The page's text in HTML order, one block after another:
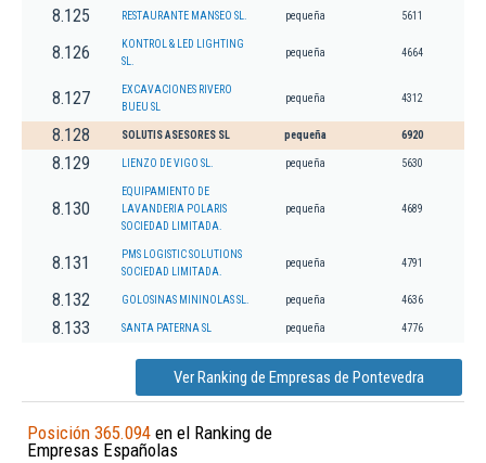
8.125 RESTAURANTE MANSEO SL. pequeña 5611
8.126
KONTROL & LED LIGHTING
SL.
pequeña 4664
8.127
EXCAVACIONES RIVERO
BUEU SL
pequeña 4312
8.128 SOLUTIS ASESORES SL pequeña 6920
8.129 LIENZO DE VIGO SL. pequeña 5630
8.130
EQUIPAMIENTO DE
LAVANDERIA POLARIS
SOCIEDAD LIMITADA.
pequeña 4689
8.131
PMS LOGISTIC SOLUTIONS
SOCIEDAD LIMITADA.
pequeña 4791
8.132 GOLOSINAS MININOLAS SL. pequeña 4636
8.133 SANTA PATERNA SL pequeña 4776
Ver Ranking de Empresas de Pontevedra
Posición 365.094 en el Ranking de
Empresas Españolas